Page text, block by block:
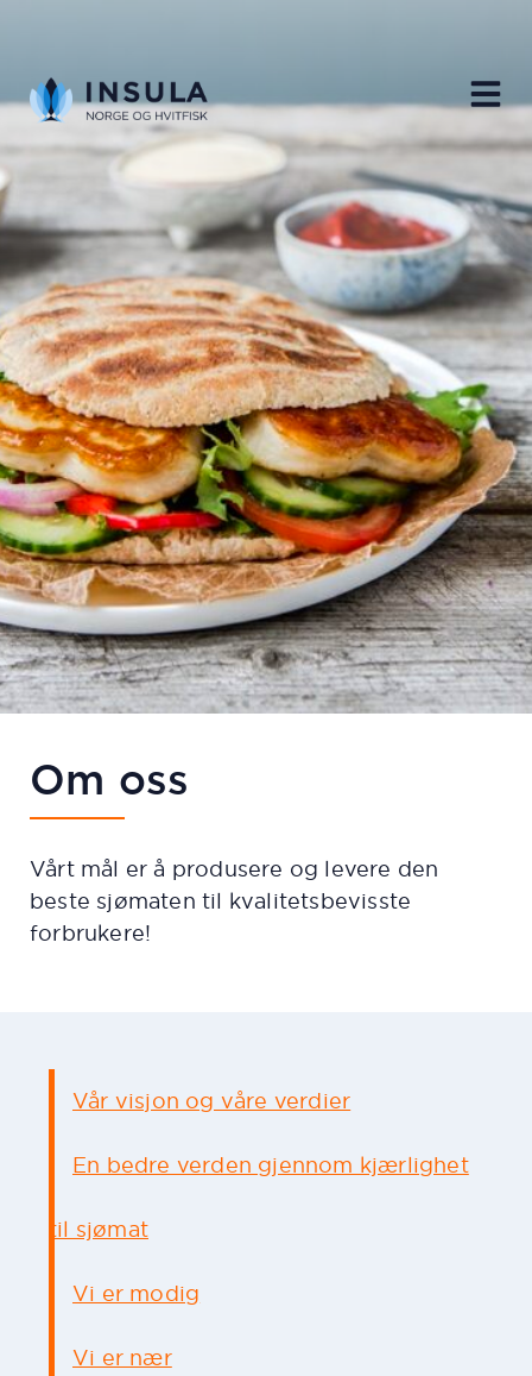
Om oss
Vårt mål er å produsere og levere den
beste sjømaten til kvalitetsbevisste
forbrukere!
Vår visjon og våre verdier
En bedre verden gjennom kjærlighet
til sjømat
Vi er modig
Vi er nær